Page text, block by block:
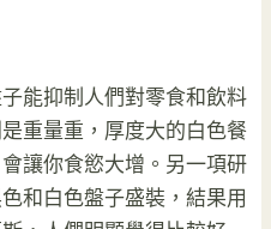
能抑制人們對零食和飲料
重量重，厚度大的白色餐
讓你食慾大增。另一項研
和白色盤子盛裝，結果用